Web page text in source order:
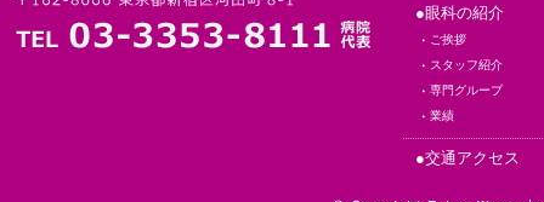
●眼科の紹介
ご挨拶
スタッフ紹介
専門グループ
業績
●交通アクセス